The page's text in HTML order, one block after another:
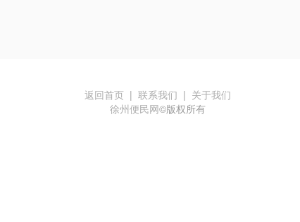
返回首页 | 联系我们 | 关于我们
徐州便民网©版权所有